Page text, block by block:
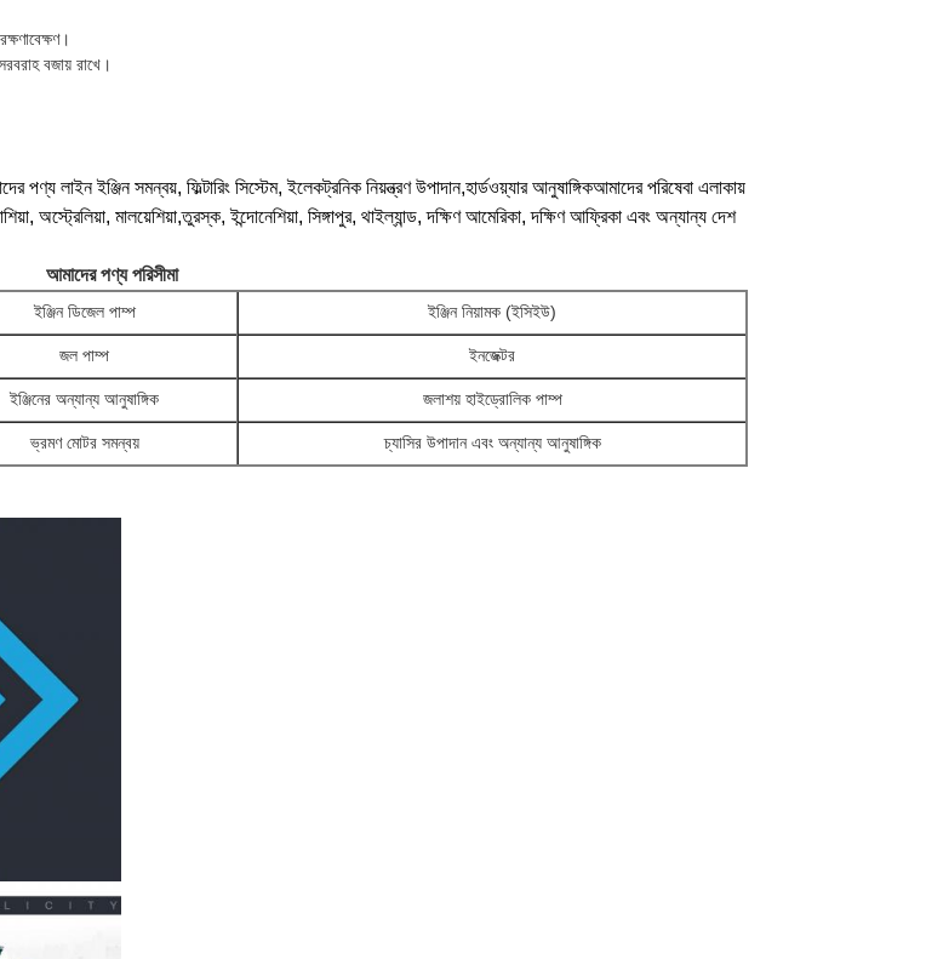
বজায় রাখে।
পণ্য লাইন ইঞ্জিন সমন্বয়, ফিল্টারিং সিস্টেম, ইলেকট্রনিক নিয়ন্ত্রণ উপাদান,হার্ডওয়্যার আনুষাঙ্গিকআমাদের পরিষেবা এলাকায়
অস্ট্রেলিয়া, মালয়েশিয়া,তুরস্ক, ইন্দোনেশিয়া, সিঙ্গাপুর, থাইল্যান্ড, দক্ষিণ আমেরিকা, দক্ষিণ আফ্রিকা এবং অন্যান্য দেশ
আমাদের পণ্য পরিসীমা
ইঞ্জিন ডিজেল পাম্প ইঞ্জিন নিয়ামক (ইসিইউ)
জল পাম্প ইনজেক্টর
ইঞ্জিনের অন্যান্য আনুষাঙ্গিক জলাশয় হাইড্রোলিক পাম্প
ভ্রমণ মোটর সমন্বয় চ্যাসির উপাদান এবং অন্যান্য আনুষাঙ্গিক